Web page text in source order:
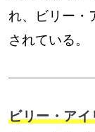
れ、ビリー・
されている。
ビリー・アイ